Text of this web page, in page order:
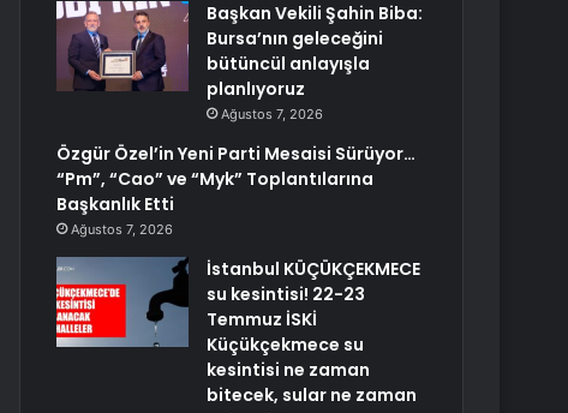
Başkan Vekili Şahin Biba:
Bursa’nın geleceğini
bütüncül anlayışla
planlıyoruz
Ağustos 7, 2026
Özgür Özel’in Yeni Parti Mesaisi Sürüyor…
“Pm”, “Cao” ve “Myk” Toplantılarına
Başkanlık Etti
Ağustos 7, 2026
İstanbul KÜÇÜKÇEKMECE
su kesintisi! 22-23
Temmuz İSKİ
Küçükçekmece su
kesintisi ne zaman
bitecek, sular ne zaman